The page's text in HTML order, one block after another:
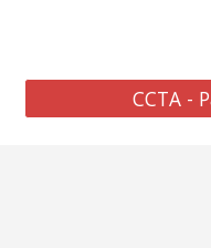
CCTA -